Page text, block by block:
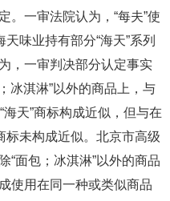
。一审法院认为，“每夫”使
味业持有部分“海天”系列
，一审判决部分认定事实
冰淇淋”以外的商品上，与
天”商标构成近似，但与在
标未构成近似。北京市高级
“面包；冰淇淋”以外的商品
使用在同一种或类似商品